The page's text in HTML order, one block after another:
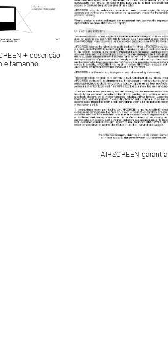
+ descrição
e tamanho
AIRSCREEN garantia